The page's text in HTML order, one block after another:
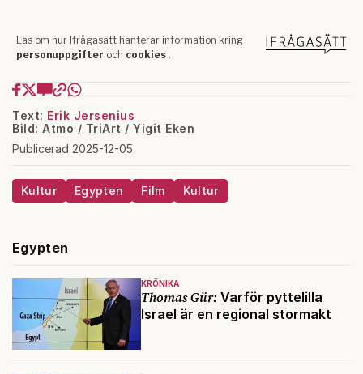
Text: Erik Jersenius
Bild: Atmo / TriArt / Yigit Eken
Publicerad 2025-12-05
Kultur Egypten Film Kultur
Egypten
KRÖNIKA
Thomas Gür: Varför pyttelilla
Israel är en regional stormakt